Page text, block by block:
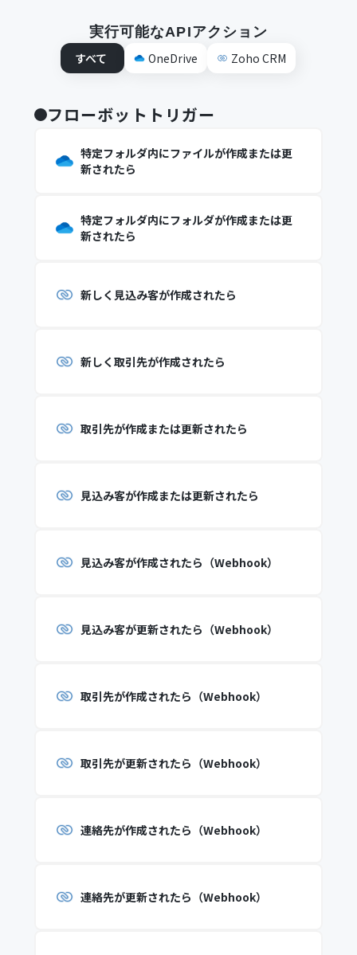
実行可能なAPIアクション
すべて
OneDrive Zoho CRM
フローボットトリガー
特定フォルダ内にファイルが作成または更
新されたら
特定フォルダ内にフォルダが作成または更
新されたら
新しく見込み客が作成されたら
新しく取引先が作成されたら
取引先が作成または更新されたら
見込み客が作成または更新されたら
見込み客が作成されたら（Webhook）
見込み客が更新されたら（Webhook）
取引先が作成されたら（Webhook）
取引先が更新されたら（Webhook）
連絡先が作成されたら（Webhook）
連絡先が更新されたら（Webhook）